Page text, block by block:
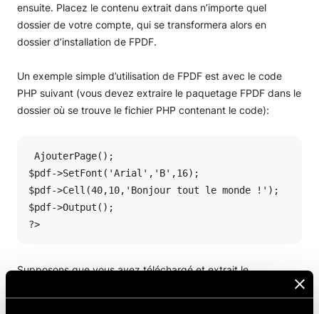
ensuite. Placez le contenu extrait dans n’importe quel
dossier de votre compte, qui se transformera alors en
dossier d’installation de FPDF.
Un exemple simple d’utilisation de FPDF est avec le code
PHP suivant (vous devez extraire le paquetage FPDF dans le
dossier où se trouve le fichier PHP contenant le code):
AjouterPage();
$pdf->SetFont('Arial','B',16);
$pdf->Cell(40,10,'Bonjour tout le monde !');
$pdf->Output();
?>
Supposons que vous ayez téléchargé et extrait le
fpdf